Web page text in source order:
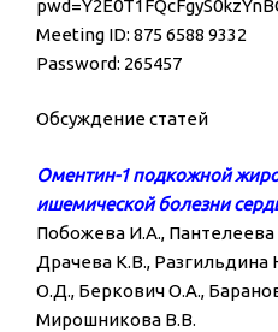
Meeting ID: 875 6588 9332
Password: 265457
Обсуждение статей
Оментин-1 подкожной
ишемической болезни
Побожева И.А., Пантелеева
Драчева К.В., Разгильдина
О.Д., Беркович О.А.,
Мирошникова В.В.